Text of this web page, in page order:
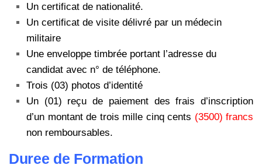
Un certificat de nationalité.
Un certificat de visite délivré par un médecin
militaire
Une enveloppe timbrée portant l’adresse du
candidat avec n° de téléphone.
Trois (03) photos d’identité
Un (01) reçu de paiement des frais d’inscription
d’un montant de trois mille cinq cents (3500) francs
non remboursables.
Duree de Formation